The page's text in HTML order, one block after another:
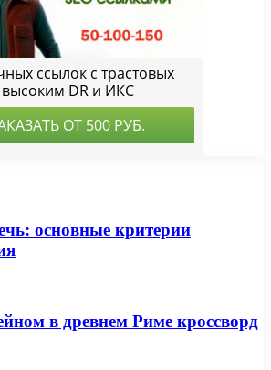
основные критерии
в древнем Риме кроссворд